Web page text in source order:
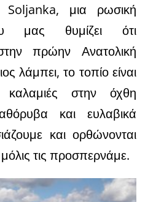
μια ρωσική
μας θυμίζει ότι
πρώην Ανατολική
λάμπει, το τοπίο είναι
καλαμιές στην όχθη
και ευλαβικά
και ορθώνονται
τις προσπερνάμε.